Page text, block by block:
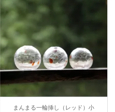
まんまる一輪挿し（レッド）小